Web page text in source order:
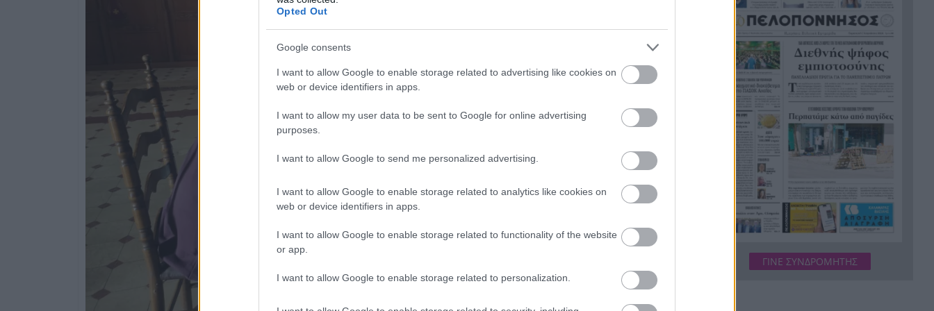
Opted Out
Google consents
I want to allow Google to enable storage related to advertising like cookies on
web or device identifiers in apps.
I want to allow my user data to be sent to Google for online advertising
purposes.
I want to allow Google to send me personalized advertising.
I want to allow Google to enable storage related to analytics like cookies on
web or device identifiers in apps.
I want to allow Google to enable storage related to functionality of the website
or app.
I want to allow Google to enable storage related to personalization.
18:11
Ζουν τελικά ανάμεσά μας; Τα
νέα αρχεία για UFO με
αναφορές που προκαλούν
ανατριχίλα
Θέουτα: Επιχείρησε να
περάσει από το Μαρόκο με
αλεξίπτωτο πλαγιάς και έπεσε
νεκρός στη θάλασσα – Βίντεο
«Τώρα τα έχω χάσει όλα. Δεν
με ειδοποίησαν. Κάτι με
τραβούσε στην καρδιά μου»,
συγκλονίζει ο άνδρας του
οποίου σκοτώθηκαν σε
δυστύχημα σύζυγος και γιος
ΓΙΝΕ ΣΥΝΔΡΟΜΗΤΗΣ